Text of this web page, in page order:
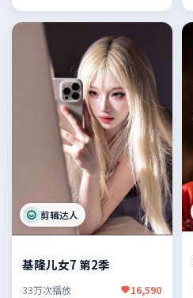
剪辑达人
基隆儿女7 第2季
33万次播放 16,590